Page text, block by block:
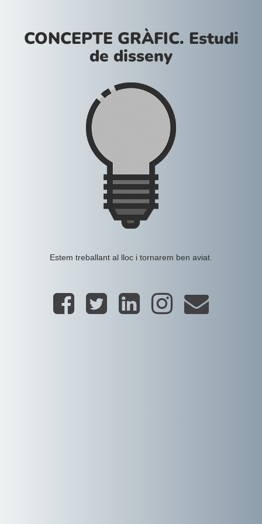
CONCEPTE GRÀFIC. Estudi
de disseny
Estem treballant al lloc i tornarem ben aviat.